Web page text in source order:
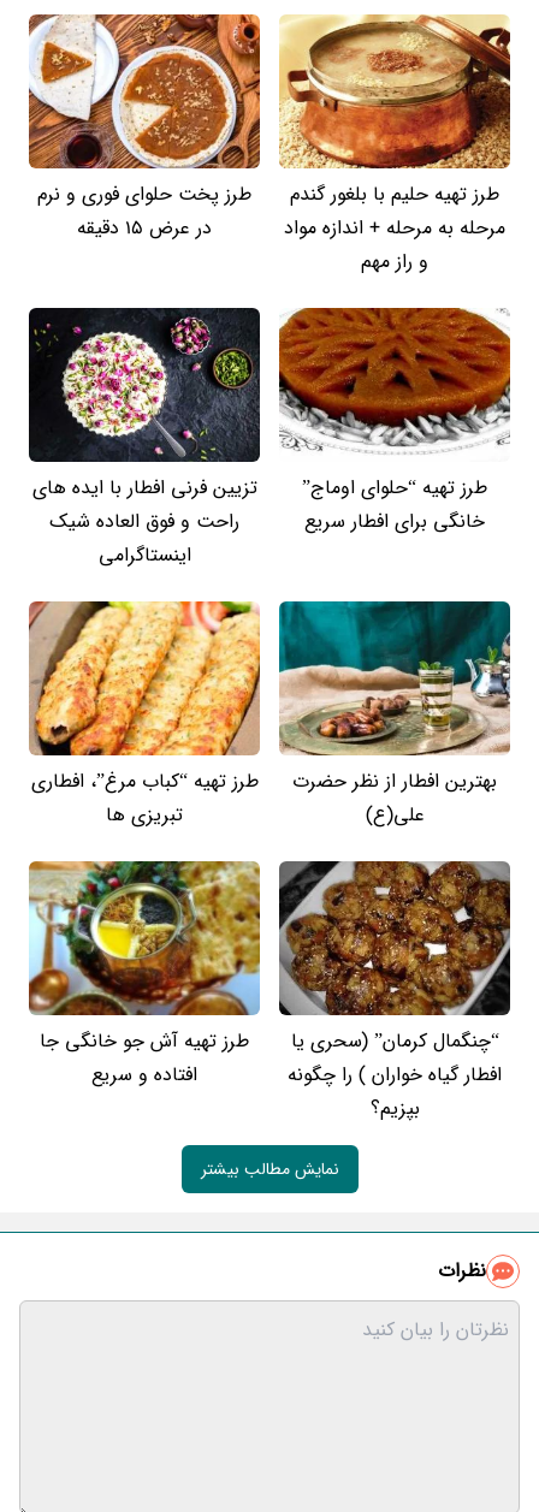
طرز تهیه حلیم با بلغور گندم
مرحله به مرحله + اندازه مواد
و راز مهم
طرز پخت حلوای فوری و نرم
در عرض 15 دقیقه
طرز تهیه “حلوای اوماج”
خانگی برای افطار سریع
تزیین فرنی افطار با ایده های
راحت و فوق العاده شیک
اینستاگرامی
بهترین افطار از نظر حضرت
علی(ع)
طرز تهیه “کباب مرغ”، افطاری
تبریزی ها
“چنگمال کرمان” (سحری یا
افطار گیاه خواران ) را چگونه
بپزیم؟
طرز تهیه آش جو خانگی جا
افتاده و سریع
نمایش مطالب بیشتر
نظرات